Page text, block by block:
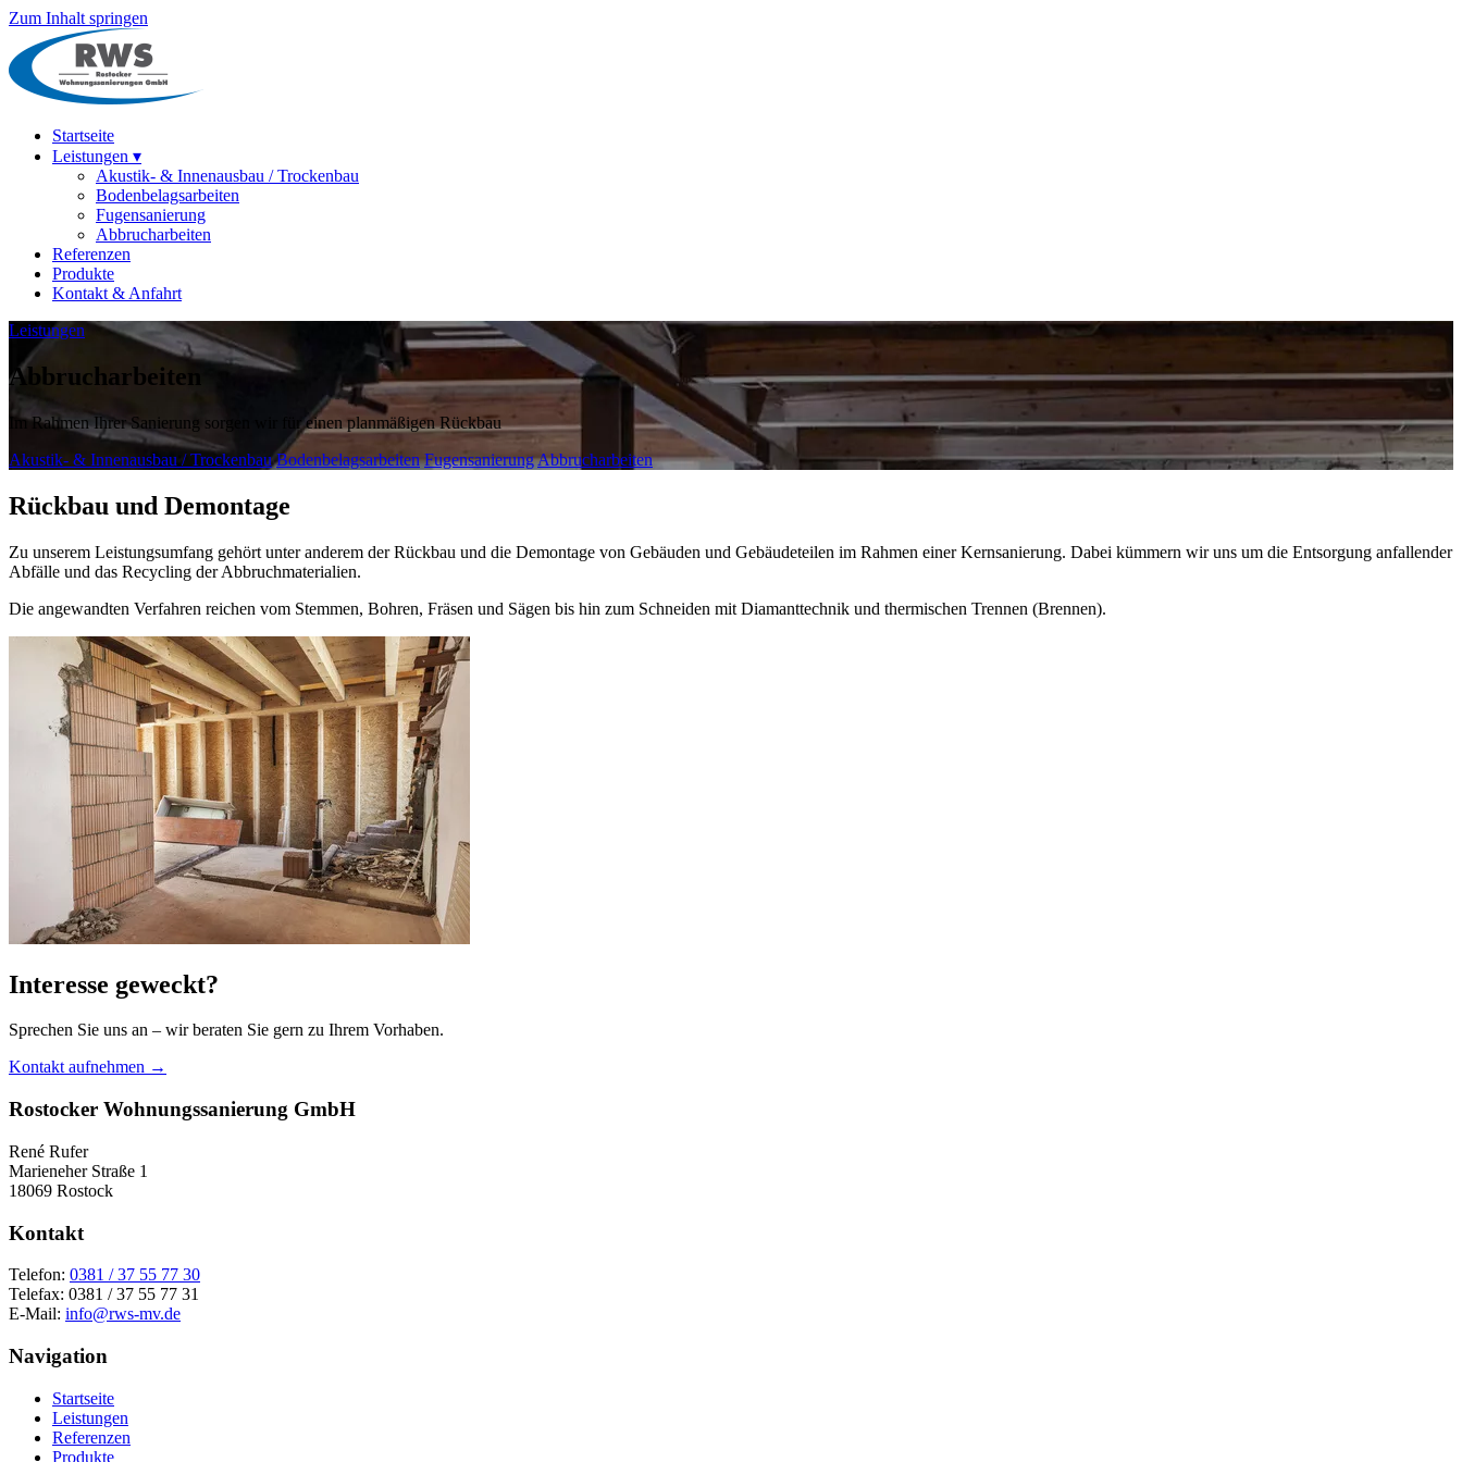
Zum Inhalt springen
Startseite
Leistungen ▾
Akustik- & Innenausbau / Trockenbau
Bodenbelagsarbeiten
Fugensanierung
Abbrucharbeiten
Referenzen
Produkte
Kontakt & Anfahrt
Leistungen
Abbrucharbeiten
Im Rahmen Ihrer Sanierung sorgen wir für einen planmäßigen Rückbau
Akustik- & Innenausbau / Trockenbau Bodenbelagsarbeiten FugensanierungAbbrucharbeiten
Rückbau und Demontage
Zu unserem Leistungsumfang gehört unter anderem der Rückbau und die Demontage von Gebäuden und Gebäudeteilen im Rahmen einer Kernsanierung. Dabei kümmern wir uns um die Entsorgung anfallender
Abfälle und das Recycling der Abbruchmaterialien.
Die angewandten Verfahren reichen vom Stemmen, Bohren, Fräsen und Sägen bis hin zum Schneiden mit Diamanttechnik und thermischen Trennen (Brennen).
Interesse geweckt?
Sprechen Sie uns an – wir beraten Sie gern zu Ihrem Vorhaben.
Kontakt aufnehmen →
Rostocker Wohnungssanierung GmbH
René Rufer
Marieneher Straße 1
18069 Rostock
Kontakt
Telefon: 0381 / 37 55 77 30
Telefax: 0381 / 37 55 77 31
E-Mail: info@rws-mv.de
Navigation
Startseite
Leistungen
Referenzen
Produkte